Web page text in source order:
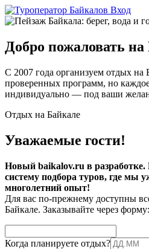
Вход
Добро пожаловать
С 2007 года организуем отдых на
проверенных программ, но
индивидуально — под ваши
Отдых на Байкале
Уважаемые гости!
Новый baikalov.ru в
систему подбора туров, где мы
многолетний опыт!
Для вас по-прежнему доступны
Байкале. Заказывайте через форму:
Когда планируете отдых?